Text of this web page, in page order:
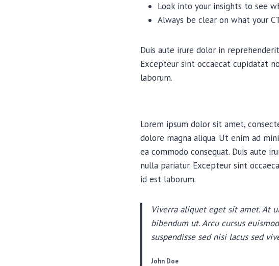
Look into your insights to see
Always be clear on what your
Duis aute irure dolor in
Excepteur sint occaecat cupidatat
laborum.
Lorem ipsum dolor sit amet,
dolore magna aliqua. Ut enim ad
ea commodo consequat. Duis aute
nulla pariatur. Excepteur sint
id est laborum.
Viverra aliquet eget sit amet. At
bibendum ut. Arcu cursus
suspendisse sed nisi lacus sed
John Doe